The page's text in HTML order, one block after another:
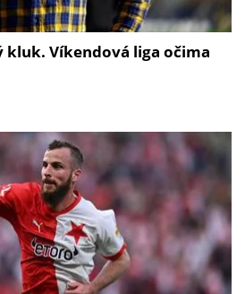
kluk. Víkendová liga očima